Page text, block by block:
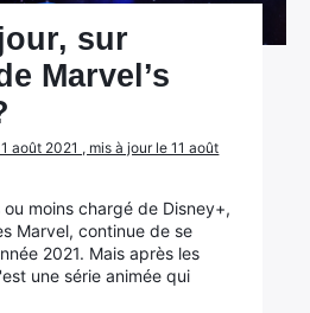
sur
Marvel’s
août 2021 , mis à jour le 11 août
moins chargé de Disney+,
Marvel, continue de se
2021. Mais après les
une série animée qui